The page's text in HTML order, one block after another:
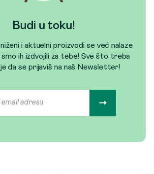
Budi u toku!
i aktuelni proizvodi se već nalaze
smo ih izdvojili za tebe! Sve što treba
da se prijaviš na naš Newsletter!